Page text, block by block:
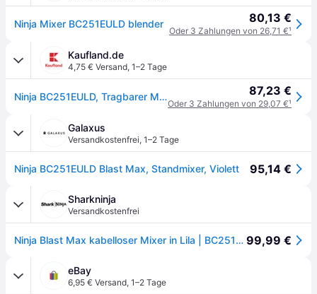
Ninja Mixer BC251EULD blender 80,13 €
Oder 3 Zahlungen von 26,71 €¹
Kaufland.de
4,75 € Versand, 1–2 Tage
Ninja BC251EULD, Tragbarer Mixer, 0,57 l, Eis-Crusher, Lavendel, Transparent 87,23 €
Oder 3 Zahlungen von 29,07 €¹
Galaxus
Versandkostenfrei, 1–2 Tage
Ninja BC251EULD Blast Max, Standmixer, Violett 95,14 €
Sharkninja
Versandkostenfrei
Ninja Blast Max kabelloser Mixer in Lila | BC251EULD | von SharkNinja 99,99 €
eBay
6,95 € Versand, 1–2 Tage